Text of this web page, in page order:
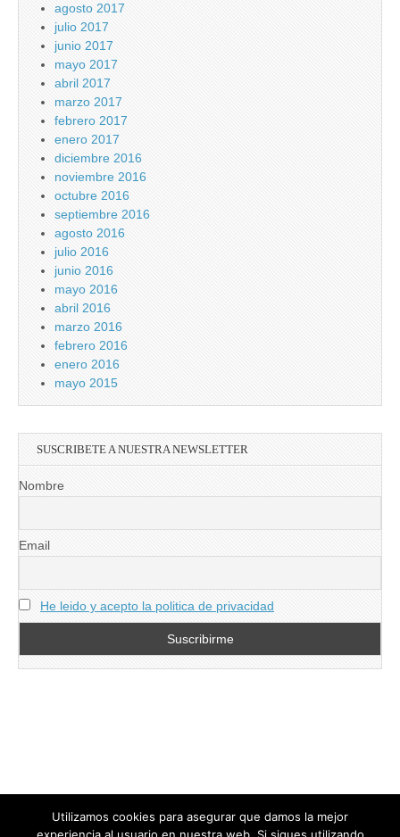
agosto 2017
julio 2017
junio 2017
mayo 2017
abril 2017
marzo 2017
febrero 2017
enero 2017
diciembre 2016
noviembre 2016
octubre 2016
septiembre 2016
agosto 2016
julio 2016
junio 2016
mayo 2016
abril 2016
marzo 2016
febrero 2016
enero 2016
mayo 2015
SUSCRIBETE A NUESTRA NEWSLETTER
Nombre
Email
He leido y acepto la politica de privacidad
Utilizamos cookies para asegurar que damos la mejor